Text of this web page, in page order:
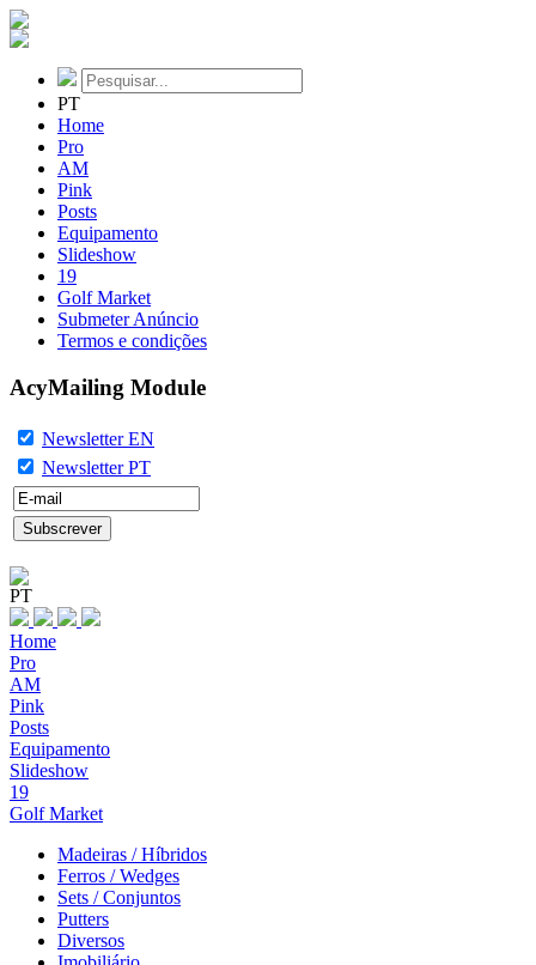
PT
Home
Pro
AM
Pink
Posts
Equipamento
Slideshow
19
Golf Market
Submeter Anúncio
Termos e condições
AcyMailing Module
Newsletter EN
Newsletter PT
PT
Home
Pro
AM
Pink
Posts
Equipamento
Slideshow
19
Golf Market
Madeiras / Híbridos
Ferros / Wedges
Sets / Conjuntos
Putters
Diversos